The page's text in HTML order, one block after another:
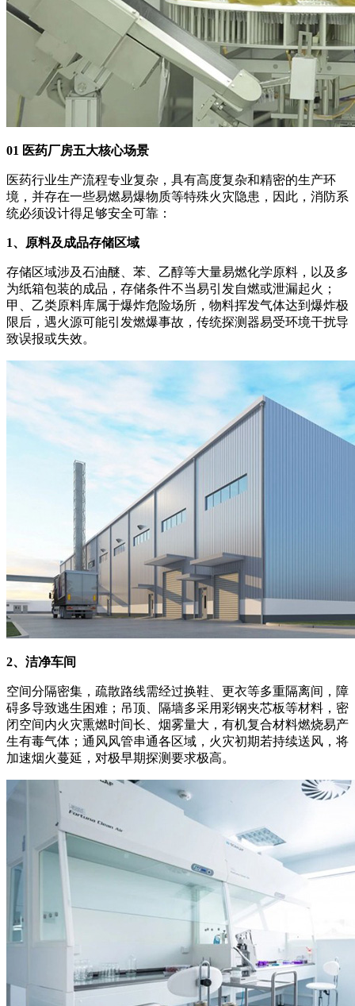
01 医药厂房五大核心场景
医药行业生产流程专业复杂，具有高度复杂和精密的生产环
境，并存在一些易燃易爆物质等特殊火灾隐患，因此，消防系
统必须设计得足够安全可靠：
1、原料及成品存储区域
存储区域涉及石油醚、苯、乙醇等大量易燃化学原料，以及多
为纸箱包装的成品，存储条件不当易引发自燃或泄漏起火；
甲、乙类原料库属于爆炸危险场所，物料挥发气体达到爆炸极
限后，遇火源可能引发燃爆事故，传统探测器易受环境干扰导
致误报或失效。
2、洁净车间
空间分隔密集，疏散路线需经过换鞋、更衣等多重隔离间，障
碍多导致逃生困难；吊顶、隔墙多采用彩钢夹芯板等材料，密
闭空间内火灾熏燃时间长、烟雾量大，有机复合材料燃烧易产
生有毒气体；通风风管串通各区域，火灾初期若持续送风，将
加速烟火蔓延，对极早期探测要求极高。